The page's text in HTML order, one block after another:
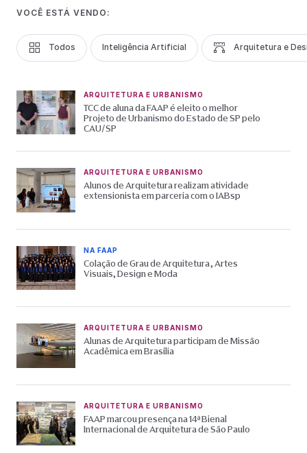
VOCÊ ESTÁ VENDO:
Todos Inteligência Artificial Arquitetura e
ARQUITETURA E URBANISMO
TCC de aluna da FAAP é eleito o melhor
Projeto de Urbanismo do Estado de SP pelo
CAU/SP
ARQUITETURA E URBANISMO
Alunos de Arquitetura realizam atividade
extensionista em parceria com o IABsp
NA FAAP
Colação de Grau de Arquitetura, Artes
Visuais, Design e Moda
ARQUITETURA E URBANISMO
Alunas de Arquitetura participam de Missão
Acadêmica em Brasília
ARQUITETURA E URBANISMO
FAAP marcou presença na 14ª Bienal
Internacional de Arquitetura de São Paulo